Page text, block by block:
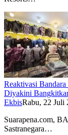
Reaktivasi
Diyakini
EkbisRabu, 22 Juli
Suarapena.com,
Sastranegara…